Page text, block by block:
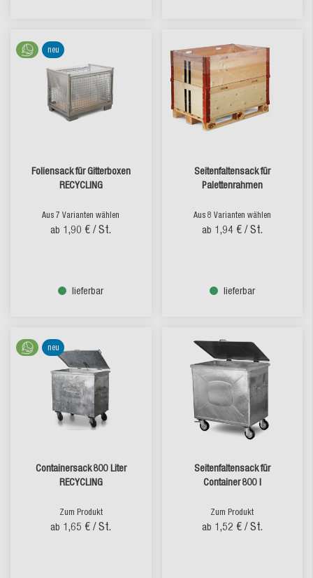
neu
Foliensack für Gitterboxen
RECYCLING
Aus 7 Varianten wählen
ab 1,90 € / St.
lieferbar
Seitenfaltensack für
Palettenrahmen
Aus 8 Varianten wählen
ab 1,94 € / St.
lieferbar
neu
Containersack 800 Liter
RECYCLING
Zum Produkt
ab 1,65 € / St.
Seitenfaltensack für
Container 800 l
Zum Produkt
ab 1,52 € / St.